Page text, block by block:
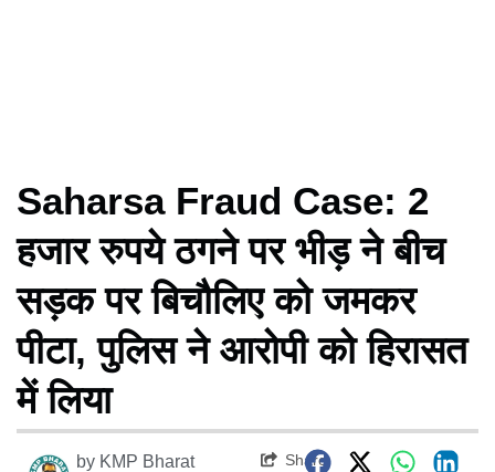
Saharsa Fraud Case: 2
हजार रुपये ठगने पर भीड़ ने बीच
सड़क पर बिचौलिए को जमकर
पीटा, पुलिस ने आरोपी को हिरासत
में लिया
by KMP Bharat
Share